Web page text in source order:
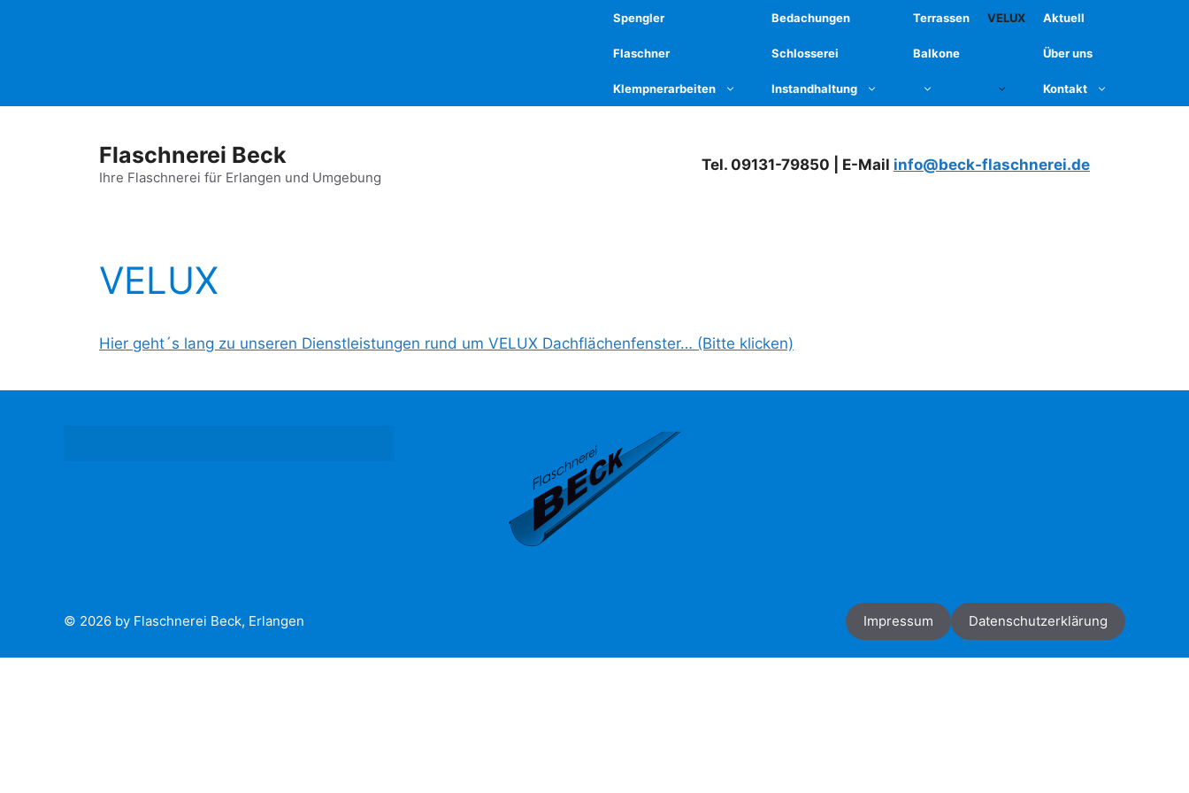
Spengler
Flaschner
Klempnerarbeiten
Bedachungen
Schlosserei
Instandhaltung
Terrassen
Balkone
VELUX Aktuell
Über uns
Kontakt
Flaschnerei Beck
Ihre Flaschnerei für Erlangen und Umgebung
Tel. 09131-79850 | E-Mail info@beck-flaschnerei.de
VELUX
Hier geht´s lang zu unseren Dienstleistungen rund um VELUX Dachflächenfenster… (Bitte klicken)
Impressum Datenschutzerklärung
© 2026 by Flaschnerei Beck, Erlangen